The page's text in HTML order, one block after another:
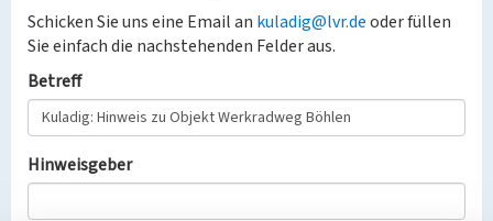
Schicken Sie uns eine Email an kuladig@lvr.deoder füllen
Sie einfach die nachstehenden Felder aus.
Betreff
Hinweisgeber